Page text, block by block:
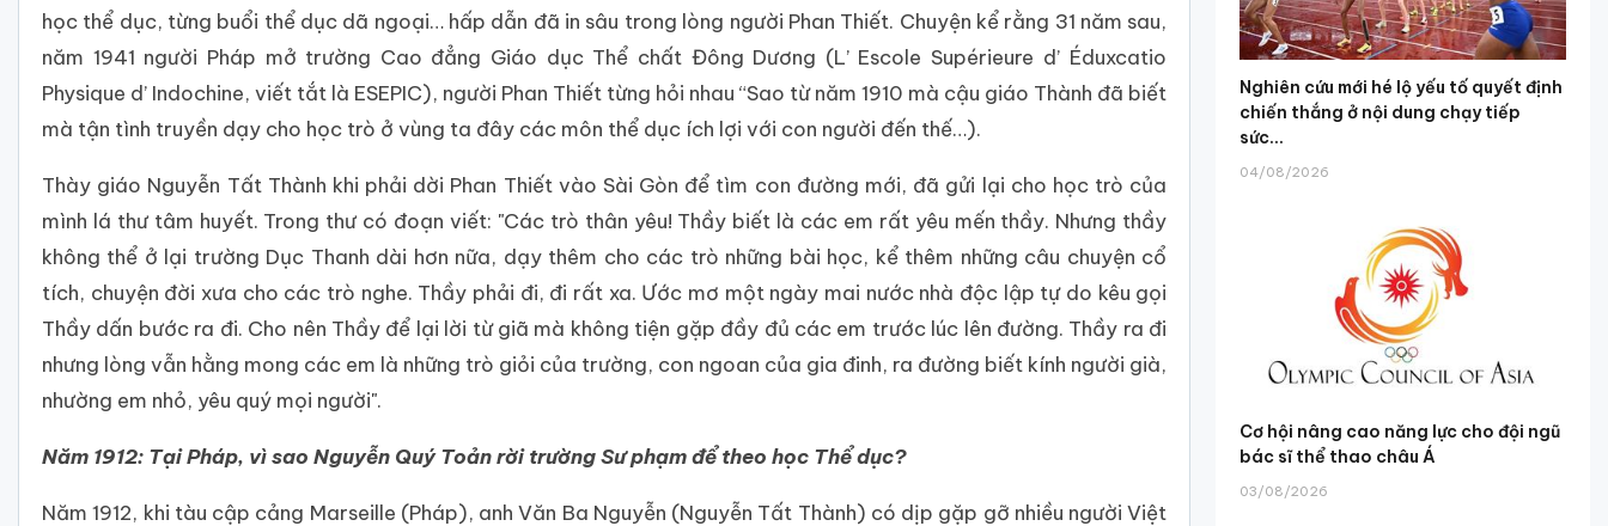
học thể dục, từng buổi thể dục dã ngoại… hấp dẫn đã in sâu trong lòng người Phan Thiết. Chuyện kể rằng 31 năm sau,
năm 1941 người Pháp mở trường Cao đẳng Giáo dục Thể chất Đông Dương (L’ Escole Supérieure d’ Éduxcatio
Physique d’ Indochine, viết tắt là ESEPIC), người Phan Thiết từng hỏi nhau “Sao từ năm 1910 mà cậu giáo Thành đã biết
mà tận tình truyền dạy cho học trò ở vùng ta đây các môn thể dục ích lợi với con người đến thế…).
Thày giáo Nguyễn Tất Thành khi phải dời Phan Thiết vào Sài Gòn để tìm con đường mới, đã gửi lại cho học trò của
mình lá thư tâm huyết. Trong thư có đoạn viết: "Các trò thân yêu! Thầy biết là các em rất yêu mến thầy. Nhưng thầy
không thể ở lại trường Dục Thanh dài hơn nữa, dạy thêm cho các trò những bài học, kể thêm những câu chuyện cổ
tích, chuyện đời xưa cho các trò nghe. Thầy phải đi, đi rất xa. Ước mơ một ngày mai nước nhà độc lập tự do kêu gọi
Thầy dấn bước ra đi. Cho nên Thầy để lại lời từ giã mà không tiện gặp đầy đủ các em trước lúc lên đường. Thầy ra đi
nhưng lòng vẫn hằng mong các em là những trò giỏi của trường, con ngoan của gia đinh, ra đường biết kính người già,
nhường em nhỏ, yêu quý mọi người".
Năm 1912: Tại Pháp, vì sao Nguyễn Quý Toản rời trường Sư phạm để theo học Thể dục?
Năm 1912, khi tàu cập cảng Marseille (Pháp), anh Văn Ba Nguyễn (Nguyễn Tất Thành) có dịp gặp gỡ nhiều người Việt
Nghiên cứu mới hé lộ yếu tố quyết định
chiến thắng ở nội dung chạy tiếp
sức...
04/08/2026
Cơ hội nâng cao năng lực cho đội ngũ
bác sĩ thể thao châu Á
03/08/2026